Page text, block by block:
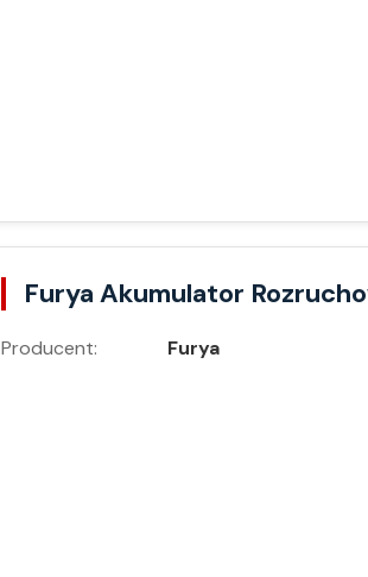
Furya Akumulator
Producent: Furya